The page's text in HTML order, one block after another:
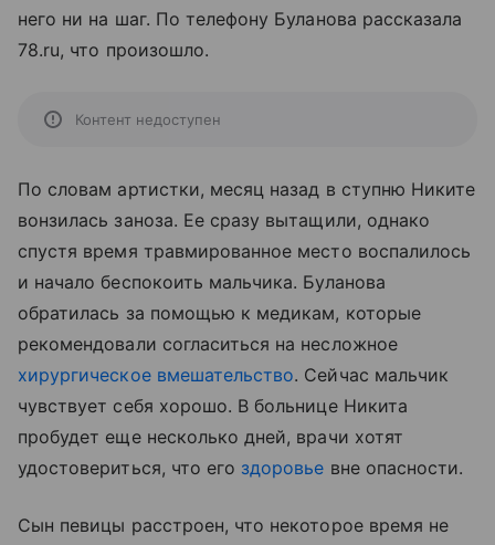
него ни на шаг. По телефону Буланова рассказала
78.ru, что произошло.
Контент недоступен
По словам артистки, месяц назад в ступню Никите
вонзилась заноза. Ее сразу вытащили, однако
спустя время травмированное место воспалилось
и начало беспокоить мальчика. Буланова
обратилась за помощью к медикам, которые
рекомендовали согласиться на несложное
хирургическое вмешательство. Сейчас мальчик
чувствует себя хорошо. В больнице Никита
пробудет еще несколько дней, врачи хотят
удостовериться, что его здоровье вне опасности.
Сын певицы расстроен, что некоторое время не